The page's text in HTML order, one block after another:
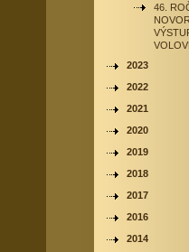
46.
2023
2022
2021
2020
2019
2018
2017
2016
2014